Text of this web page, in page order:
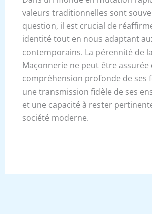
valeurs traditionnelles sont
question, il est crucial de
identité tout en nous adaptant
contemporains. La pérennité de
Maçonnerie ne peut être assurée
compréhension profonde de ses
une transmission fidèle de ses
et une capacité à rester
société moderne.